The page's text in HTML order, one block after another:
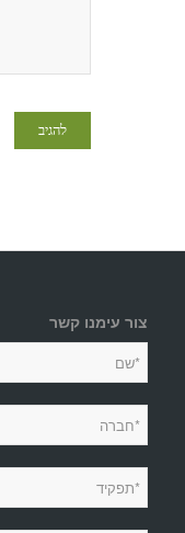
צור עימנו קשר